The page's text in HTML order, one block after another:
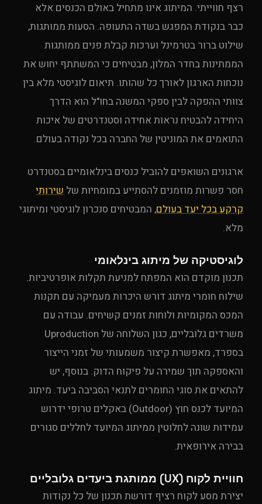
רצף חווייתי. המיתוג אינו מתחיל באולם הכנסים אלא
כבר בנקודת המפגש בשדה התעופה. הסעות ממותגות,
שילוט ברור בטרמינל וערכות קבלת פנים ממותגות
הממתינות בחדר המלון, מבטיחים כי המשתתף יחוש את
נוכחות הארגון לאורך כל שהותו. תיאום לוגיסטי מלא בין
צוותי ההפקה לבין ספקי המשנה בחו"ל הוא הדרך
היחידה להבטיח נראות אחידה וסטנדרטים של איכות
התואמים את המוניטין של החברה בכל נקודה בעולם.
ארגונים השואפים להוביל כנסים בינלאומיים בסטנדרט
חסר פשרות מוזמנים להסתייע במומחיות של שירותי
קרקע בכל יעד בעולם, המבטיחים סנכרון לוגיסטי ומיתוגי
מלא.
לוגיסטיקה של מיתוג בינלאומי
תכנון מוקדם הוא המפתח למניעת תקלות אופרטיביות.
שילוח חומרי מיתוג דורש היכרות מעמיקה עם תקנות
המכס המקומיות ולוחות זמנים קשיחים. עבודה עם
משרדים גלובליים, כגון השלוחה של Uproduction
בספרד, מאפשרת קיצור משמעותי של זמני הייצור
והאספקה תוך שמירה על פיקוח הדוק. בנוסף, יש
להתאים את סוגי החומרים לתנאי הסביבה ביעד. מיתוג
המיועד לכנס חוץ (Outdoor) באקלים טרופי ידרוש
עמידות שונה לחלוטין ממיתוג המיועד לחללים סגורים
בבירה אירופאית.
חוויית לקוח (UX) ממותגת ביעדים גלובליים
יצירת מסע לקוח רציף דורשת תכנון של כל נקודות